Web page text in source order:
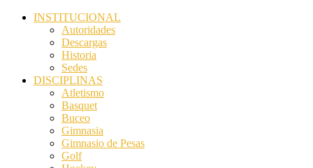
INSTITUCIONAL
Autoridades
Descargas
Historia
Sedes
DISCIPLINAS
Atletismo
Basquet
Buceo
Gimnasia
Gimnasio de Pesas
Golf